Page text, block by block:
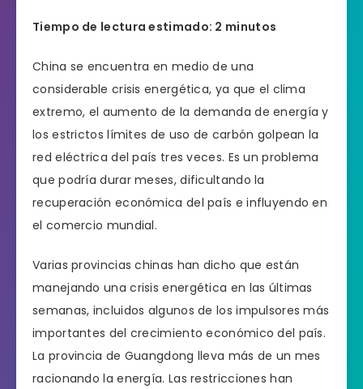
Tiempo de lectura estimado: 2 minutos
China se encuentra en medio de una
considerable crisis energética, ya que el clima
extremo, el aumento de la demanda de energía y
los estrictos límites de uso de carbón golpean la
red eléctrica del país tres veces. Es un problema
que podría durar meses, dificultando la
recuperación económica del país e influyendo en
el comercio mundial.
Varias provincias chinas han dicho que están
manejando una crisis energética en las últimas
semanas, incluidos algunos de los impulsores más
importantes del crecimiento económico del país.
La provincia de Guangdong lleva más de un mes
racionando la energía. Las restricciones han